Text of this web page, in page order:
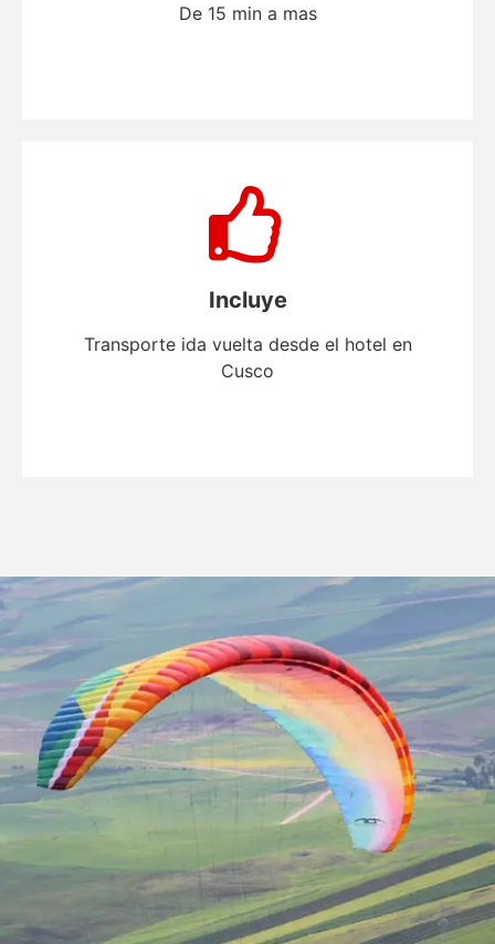
De 15 min a mas
Incluye
Transporte ida vuelta desde el hotel en
Cusco